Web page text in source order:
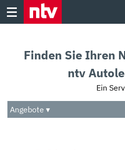
Skip
Audio
Das Beste
Finden Sie Ihren
ntv
Ein
Angebote ▾